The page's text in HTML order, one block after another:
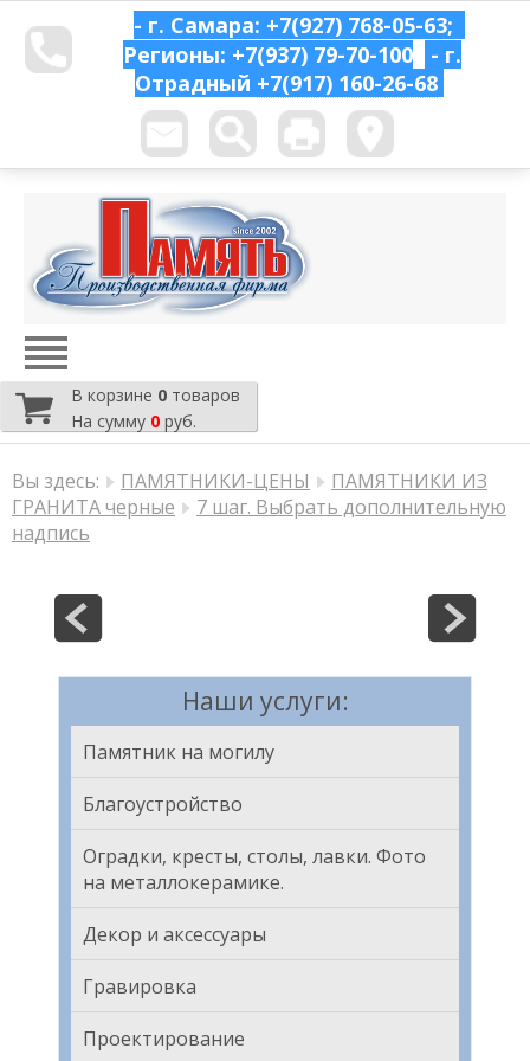
- г. Самара: +7(927) 768-05-63;
Регионы: +7(937) 79-70-100
- г.
Отрадный +7(917) 160-26-68
В корзине 0 товаров
На сумму 0 руб.
Вы здесь: ПАМЯТНИКИ-ЦЕНЫ
ПАМЯТНИКИ ИЗ
ГРАНИТА черные
7 шаг. Выбрать дополнительную
надпись
Наши услуги:
Памятник на могилу
Благоустройство
Оградки, кресты, столы, лавки. Фото
на металлокерамике.
Декор и аксессуары
Гравировка
Проектирование